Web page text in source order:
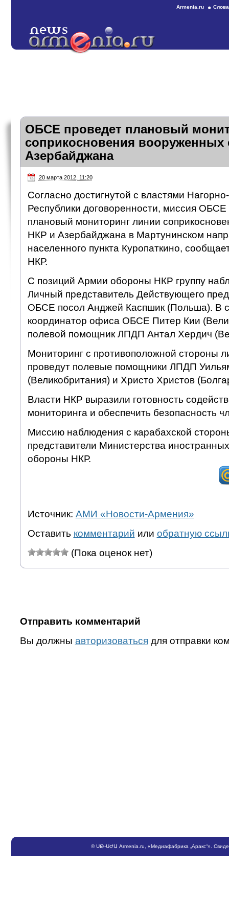
Armenia.ru
ОБСЕ проведет плановый
соприкосновения вооруженных
Азербайджана
20 марта 2012, 11:20
Согласно достигнутой с властями
Республики договоренности, миссия
плановый мониторинг линии
НКР и Азербайджана в Мартунинском
населенного пункта Куропаткино,
НКР.
С позиций Армии обороны НКР группу
Личный представитель Действующего
ОБСЕ посол Анджей Каспшик (Польша). В
координатор офиса ОБСЕ Питер Кии
полевой помощник ЛПДП Антал Хердич
Мониторинг с противоположной стороны
проведут полевые помощники ЛПДП
(Великобритания) и Христо Христов
Власти НКР выразили готовность
мониторинга и обеспечить безопасность
Миссию наблюдения с карабахской
представители Министерства
обороны НКР.
Источник: АМИ «Новости-Армения»
Оставить комментарий или обратную
(Пока оценок нет)
Отправить комментарий
Вы должны авторизоваться для отправки
©ՍԹ-ՍԺԱ Armenia.ru , «Медиафабрика „Аракс“».